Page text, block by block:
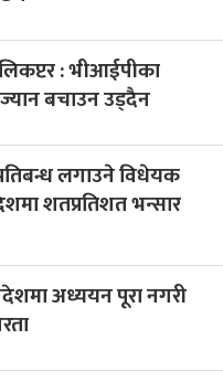
: भीआईपीका
बचाउन उड्दैन
लगाउने विधेयक
शतप्रतिशत भन्सार
अध्ययन पूरा नगरी